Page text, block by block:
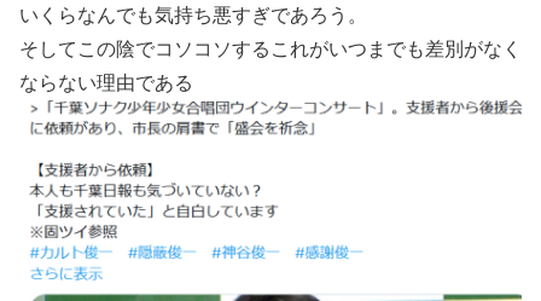
いくらなんでも気持ち悪すぎであろう。
そしてこの陰でコソコソするこれがいつまでも差別がなく
ならない理由である